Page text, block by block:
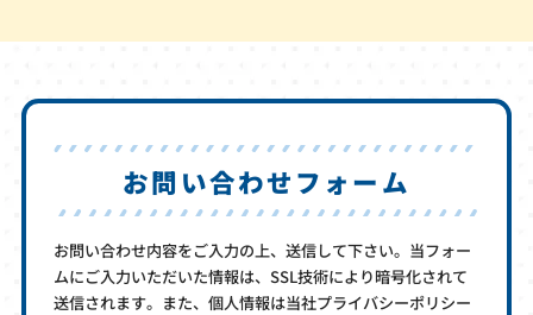
お問い合わせフォーム
お問い合わせ内容をご入力の上、送信して下さい。当フォー
ムにご入力いただいた情報は、SSL技術により暗号化されて
送信されます。また、個人情報は当社プライバシーポリシー